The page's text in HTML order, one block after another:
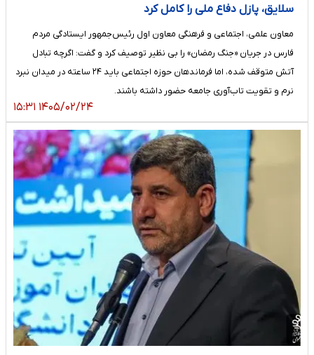
سلایق، پازل دفاع ملی را کامل کرد
معاون علمی، اجتماعی و فرهنگی معاون اول رئیس‌جمهور ایستادگی مردم
فارس در جریان «جنگ رمضان» را بی نظیر توصیف کرد و گفت: اگرچه تبادل
آتش متوقف شده، اما فرماندهان حوزه اجتماعی باید ۲۴ ساعته در میدان نبرد
نرم و تقویت تاب‌آوری جامعه حضور داشته باشند.
۱۴۰۵/۰۲/۲۴ ۱۵:۳۱